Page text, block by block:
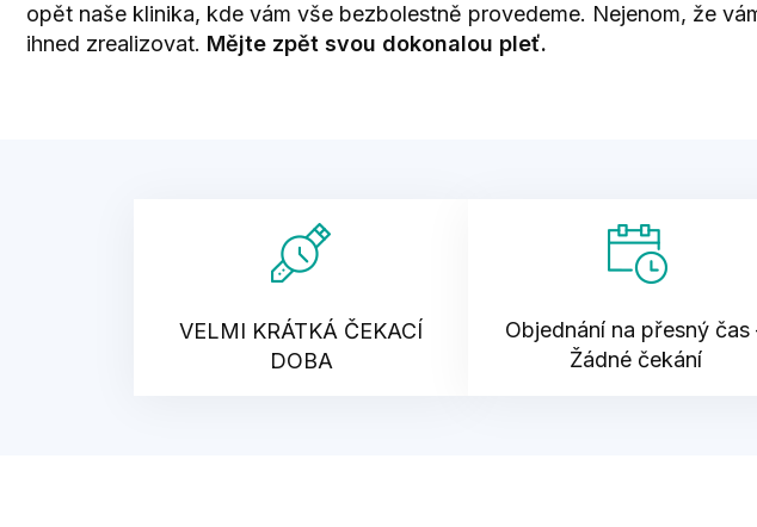
opět naše klinika, kde vám vše bezbolestně provedeme. Nejenom, že
ihned zrealizovat. Mějte zpět svou dokonalou pleť.
VELMI KRÁTKÁ ČEKACÍ
DOBA
Objednání na přesný čas
Žádné čekání